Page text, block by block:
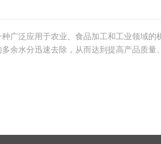
广泛应用于农业、食品加工和工业领域的
余水分迅速去除，从而达到提高产品质量